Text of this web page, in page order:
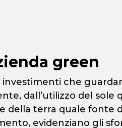
green
investimenti che
dall’utilizzo del sole
della terra quale fonte
evidenziano gli